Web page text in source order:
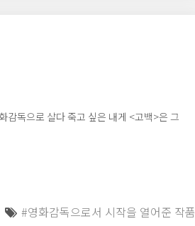
감독으로 살다 죽고 싶은 내게 <고백>은 그
#영화감독으로서 시작을 열어준 작품